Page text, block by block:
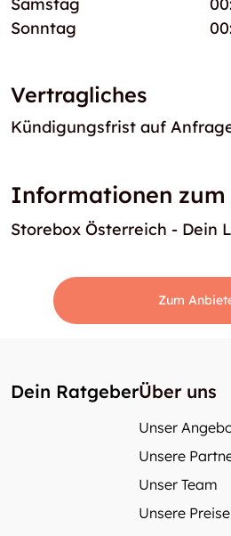
Sonntag
Vertragliches
Kündigungsfrist auf
Informationen
Storebox Österreich - Dein
Zum
Dein RatgeberÜber uns
Unser
Unsere
Unser Team
Unsere Preise